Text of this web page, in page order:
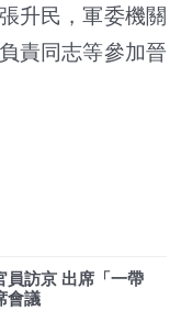
升民，軍委機關
責同志等參加晉
員訪京 出席「一帶
會議